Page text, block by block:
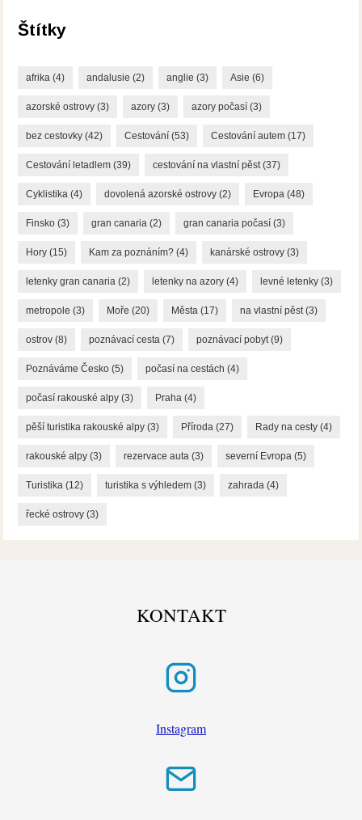
Štítky
afrika (4) andalusie (2) anglie (3) Asie (6)
azorské ostrovy (3) azory (3) azory počasí (3)
bez cestovky (42) Cestování (53) Cestování autem (17)
Cestování letadlem (39) cestování na vlastní pěst(37)
Cyklistika (4) dovolená azorské ostrovy (2) Evropa (48)
Finsko (3) gran canaria (2) gran canaria počasí (3)
Hory (15) Kam za poznáním? (4) kanárské ostrovy (3)
letenky gran canaria (2) letenky na azory (4) levné letenky (3)
metropole (3) Moře (20) Města (17) na vlastní pěst(3)
ostrov (8) poznávací cesta (7) poznávací pobyt(9)
Poznáváme Česko (5) počasí na cestách (4)
počasí rakouské alpy (3) Praha (4)
pěší turistika rakouské alpy (3) Příroda (27) Rady na cesty (4)
rakouské alpy (3) rezervace auta (3) severní Evropa (5)
Turistika (12) turistika s výhledem (3) zahrada (4)
řecké ostrovy (3)
KONTAKT
Instagram